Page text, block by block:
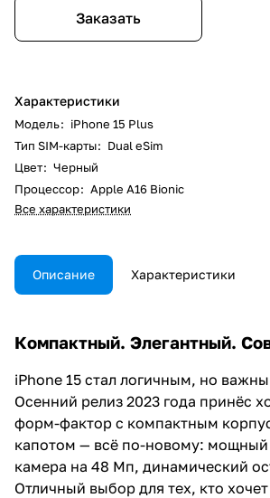
Заказать
Характеристики
Модель: iPhone 15 Plus
Тип SIM-карты: Dual eSim
Цвет: Черный
Процессор: Apple A16 Bionic
Все характеристики
Описание Характеристики
Компактный. Элегантный.
iPhone 15 стал логичным, но
Осенний релиз 2023 года принёс
форм-фактор с компактным
капотом — всё по-новому: мощный
камера на 48 Мп, динамический
Отличный выбор для тех, кто